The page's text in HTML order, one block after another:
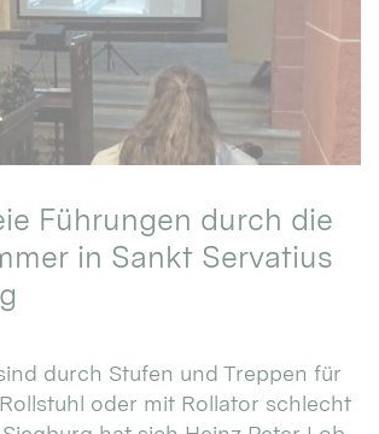
Führungen durch die
in Sankt Servatius
durch Stufen und Treppen für
oder mit Rollator schlecht